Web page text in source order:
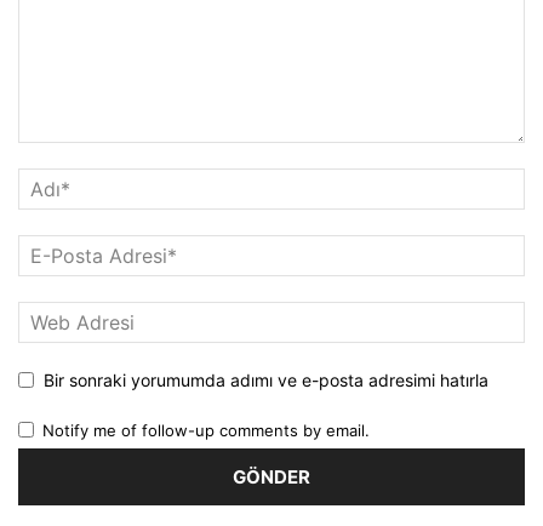
Bir sonraki yorumumda adımı ve e-posta adresimi hatırla
Notify me of follow-up comments by email.